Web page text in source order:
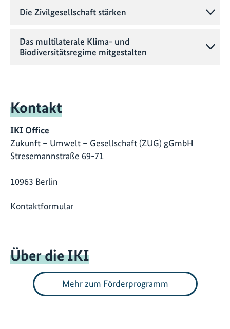
Die Zivilgesellschaft stärken
Das multilaterale Klima- und
Biodiversitätsregime mitgestalten
Kontakt
IKI Office
Zukunft – Umwelt – Gesellschaft (ZUG) gGmbH
Stresemannstraße 69-71
10963 Berlin
Kontaktformular
Über die IKI
Mehr zum Förderprogramm